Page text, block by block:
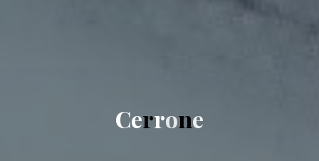
Cerrone